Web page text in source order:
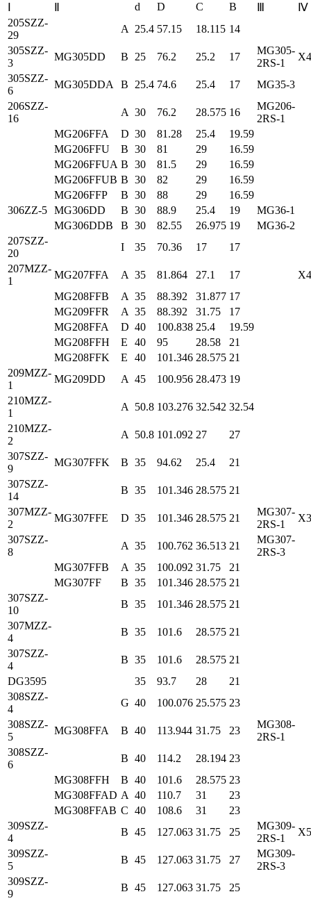
d D C B
Ⅳ
205SZZ-
29
A 25.4 57.15 18.115 14
305SZZ-
3
MG305DD B 25 76.2 25.2 17
MG305-
2RS-1
305SZZ-
6
MG305DDA B 25.4 74.6 25.4 17
MG35-3
206SZZ-
16
A 30 76.2 28.575 16
MG206-
2RS-1
MG206FFA
D 30 81.28 25.4
19.59
MG206FFU
B 30 81 29
16.59
MG206FFUA B 30 81.5 29
16.59
MG206FFUB B 30 82 29
16.59
MG206FFP
B 30 88 29
16.59
306ZZ-5 MG306DD B 30 88.9 25.4 19
MG36-1
MG306DDB
B 30 82.55 26.975 19
MG36-2
207SZZ-
20
I 35 70.36 17
17
207MZZ-
1
MG207FFA A 35 81.864 27.1 17
MG208FFB
A 35 88.392 31.877 17
MG209FFR
A 35 88.392 31.75
17
MG208FFA
D 40 100.838 25.4
19.59
MG208FFH
E 40 95 28.58
21
MG208FFK
E 40 101.346 28.575 21
209MZZ-
1
MG209DD A 45 100.956 28.473 19
210MZZ-
1
A 50.8 103.276 32.542 32.54
210MZZ-
2
A 50.8 101.092 27
27
307SZZ-
9
MG307FFK B 35 94.62 25.4
21
307SZZ-
14
B 35 101.346 28.575 21
307MZZ-
2
MG307FFE D 35 101.346 28.575 21
MG307-
2RS-1
307SZZ-
8
A 35 100.762 36.513 21
MG307-
2RS-3
MG307FFB
A 35 100.092 31.75
21
MG307FF
B 35 101.346 28.575 21
307SZZ-
10
B 35 101.346 28.575 21
307MZZ-
4
B 35 101.6 28.575 21
307SZZ-
4
B 35 101.6 28.575 21
DG3595
35 93.7 28
21
308SZZ-
4
G 40 100.076 25.575 23
308SZZ-
5
MG308FFA B 40 113.944 31.75 23
MG308-
2RS-1
308SZZ-
6
B 40 114.2 28.194 23
MG308FFH
B 40 101.6 28.575 23
MG308FFAD A 40 110.7 31
23
MG308FFAB C 40 108.6 31
23
309SZZ-
4
B 45 127.063 31.75 25
MG309-
2RS-1
309SZZ-
5
B 45 127.063 31.75 27
MG309-
2RS-3
309SZZ-
9
B 45 127.063 31.75
25